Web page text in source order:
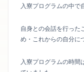
入寮プログラムの中で
自身との会話を行った
め・これからの自分に
入寮プログラムの時間